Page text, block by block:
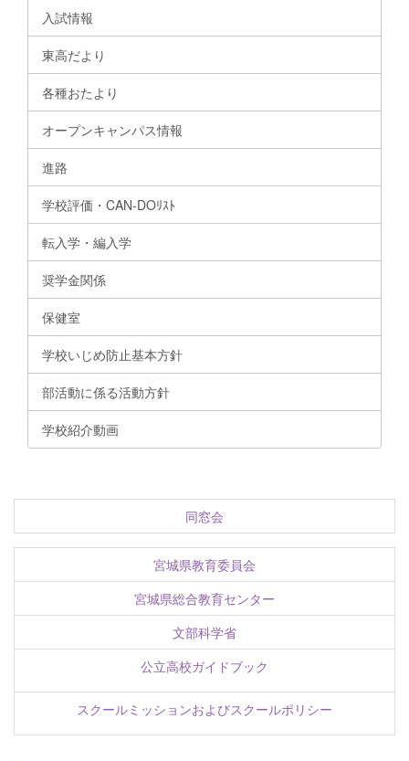
入試情報
東高だより
各種おたより
オープンキャンパス情報
進路
学校評価・CAN-DOﾘｽﾄ
転入学・編入学
奨学金関係
保健室
学校いじめ防止基本方針
部活動に係る活動方針
学校紹介動画
同窓会
宮城県教育委員会
宮城県総合教育センター
文部科学省
公立高校ガイドブック
スクールミッションおよびスクールポリシー